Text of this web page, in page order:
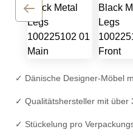
✓ Dänische Designer-Möbel
✓ Qualitätshersteller mit über
✓ Stückelung pro